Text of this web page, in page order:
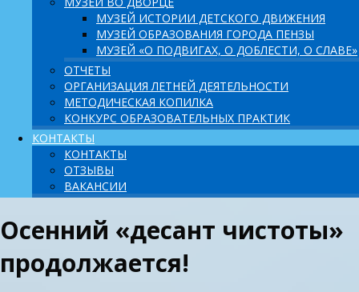
МУЗЕЙ ИСТОРИИ ДЕТСКОГО ДВИЖЕНИЯ
МУЗЕЙ ОБРАЗОВАНИЯ ГОРОДА ПЕНЗЫ
МУЗЕЙ «О ПОДВИГАХ, О ДОБЛЕСТИ, О СЛАВЕ»
ОТЧЕТЫ
ОРГАНИЗАЦИЯ ЛЕТНЕЙ ДЕЯТЕЛЬНОСТИ
МЕТОДИЧЕСКАЯ КОПИЛКА
КОНКУРС ОБРАЗОВАТЕЛЬНЫХ ПРАКТИК
КОНТАКТЫ
КОНТАКТЫ
ОТЗЫВЫ
ВАКАНСИИ
Осенний «десант чистоты»
продолжается!